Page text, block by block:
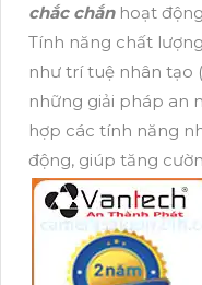
chắc chắnhoạt
Tính năng chất
như trí tuệ nhân tạo
những giải pháp an
hợp các tính năng
động, giúp tăng